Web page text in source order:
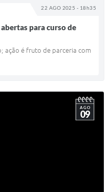
22 AGO 2025 - 18h35
para curso de
ação é fruto de parceria com
AGO
09